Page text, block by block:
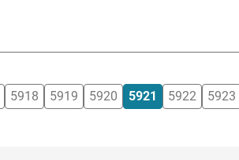
5918 5919 5920 5921 5922 5923